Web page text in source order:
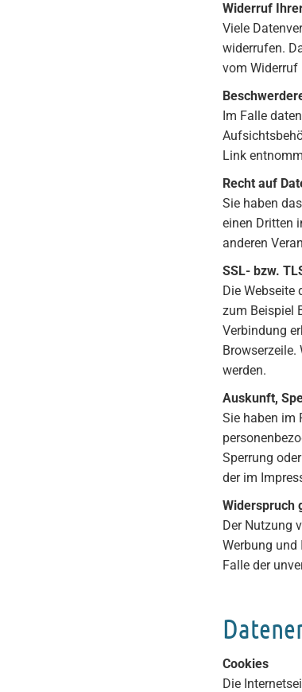
Widerruf
Viele
widerrufen.
vom Widerruf
Im Falle
Link
Recht auf
Sie haben
einen Dritten
anderen
SSL- bzw.
Die Webseite
zum Beispiel
Verbindung
Browserzeile.
werden.
Auskunft,
Sie haben im
Sperrung
der im
Widerspruch
Der Nutzung
Werbung
Falle der
Cookies
Die